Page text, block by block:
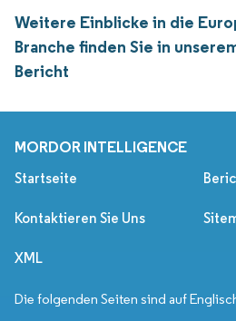
Weitere Einblicke in die
Branche finden Sie in
Bericht
MORDOR INTELLIGENCE
Startseite
Kontaktieren Sie Uns
XML
Die folgenden Seiten sind auf